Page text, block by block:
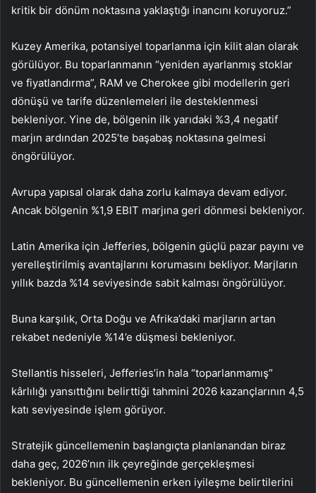
kritik bir dönüm noktasına yaklaştığı inancını koruyoruz.”
Kuzey Amerika, potansiyel toparlanma için kilit alan olarak
görülüyor. Bu toparlanmanın “yeniden ayarlanmış stoklar
ve fiyatlandırma”, RAM ve Cherokee gibi modellerin geri
dönüşü ve tarife düzenlemeleri ile desteklenmesi
bekleniyor. Yine de, bölgenin ilk yarıdaki %3,4 negatif
marjın ardından 2025’te başabaş noktasına gelmesi
öngörülüyor.
Avrupa yapısal olarak daha zorlu kalmaya devam ediyor.
Ancak bölgenin %1,9 EBIT marjına geri dönmesi bekleniyor.
Latin Amerika için Jefferies, bölgenin güçlü pazar payını ve
yerelleştirilmiş avantajlarını korumasını bekliyor. Marjların
yıllık bazda %14 seviyesinde sabit kalması öngörülüyor.
Buna karşılık, Orta Doğu ve Afrika’daki marjların artan
rekabet nedeniyle %14’e düşmesi bekleniyor.
Stellantis hisseleri, Jefferies’in hala “toparlanmamış”
kârlılığı yansıttığını belirttiği tahmini 2026 kazançlarının 4,5
katı seviyesinde işlem görüyor.
Stratejik güncellemenin başlangıçta planlanandan biraz
daha geç, 2026’nın ilk çeyreğinde gerçekleşmesi
bekleniyor. Bu güncellemenin erken iyileşme belirtilerini